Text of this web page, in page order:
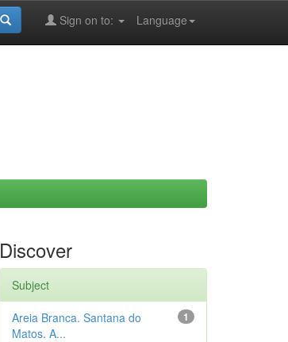
Language
Sign on to:
Discover
Subject
1
Areia Branca. Santana do
Matos. A...